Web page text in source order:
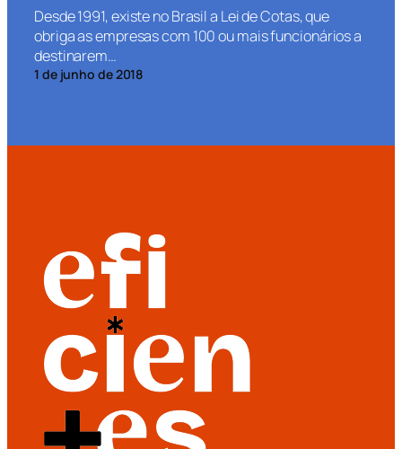
Desde 1991, existe no Brasil a Lei de Cotas, que
obriga as empresas com 100 ou mais funcionários a
destinarem…
1 de junho de 2018